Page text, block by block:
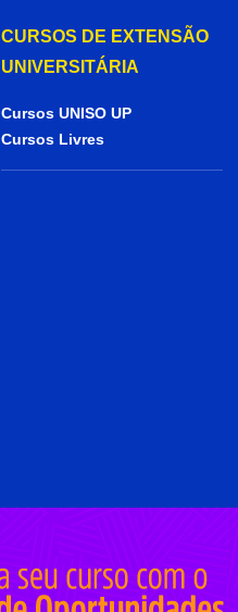
CURSOS DE EXTENSÃO
UNIVERSITÁRIA
Cursos UNISO UP
Cursos Livres